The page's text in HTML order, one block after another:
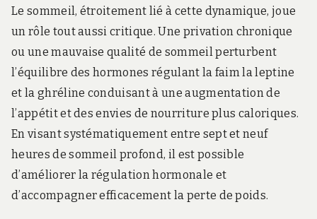
Le sommeil, étroitement lié à cette dynamique, joue
un rôle tout aussi critique. Une privation chronique
ou une mauvaise qualité de sommeil perturbent
l’équilibre des hormones régulant la faim la leptine
et la ghréline conduisant à une augmentation de
l’appétit et des envies de nourriture plus caloriques.
En visant systématiquement entre sept et neuf
heures de sommeil profond, il est possible
d’améliorer la régulation hormonale et
d’accompagner efficacement la perte de poids.